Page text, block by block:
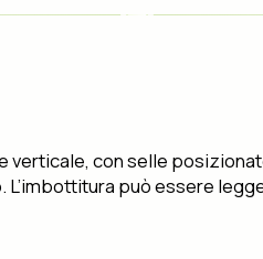
con selle
può essere